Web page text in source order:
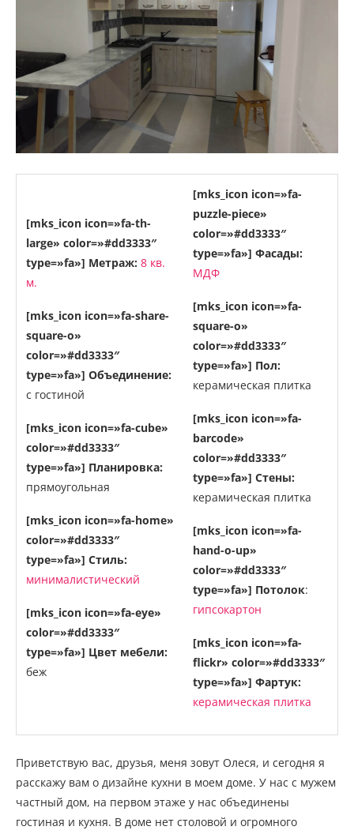
[mks_icon icon=»fa-th-
large» color=»#dd3333″
type=»fa»] Метраж: 8 кв.
м.
[mks_icon icon=»fa-share-
square-o»
color=»#dd3333″
type=»fa»] Объединение:
с гостиной
[mks_icon icon=»fa-cube»
color=»#dd3333″
type=»fa»] Планировка:
прямоугольная
[mks_icon icon=»fa-home»
color=»#dd3333″
type=»fa»] Стиль:
минималистический
[mks_icon icon=»fa-eye»
color=»#dd3333″
type=»fa»] Цвет мебели:
беж
[mks_icon icon=»fa-
puzzle-piece»
color=»#dd3333″
type=»fa»] Фасады:
МДФ
[mks_icon icon=»fa-
square-o»
color=»#dd3333″
type=»fa»] Пол:
керамическая плитка
[mks_icon icon=»fa-
barcode»
color=»#dd3333″
type=»fa»] Стены:
керамическая плитка
[mks_icon icon=»fa-
hand-o-up»
color=»#dd3333″
type=»fa»] Потолок:
гипсокартон
[mks_icon icon=»fa-
flickr» color=»#dd3333″
type=»fa»] Фартук:
керамическая плитка
Приветствую вас, друзья, меня зовут Олеся, и сегодня я
расскажу вам о дизайне кухни в моем доме. У нас с мужем
частный дом, на первом этаже у нас объединены
гостиная и кухня. В доме нет столовой и огромного